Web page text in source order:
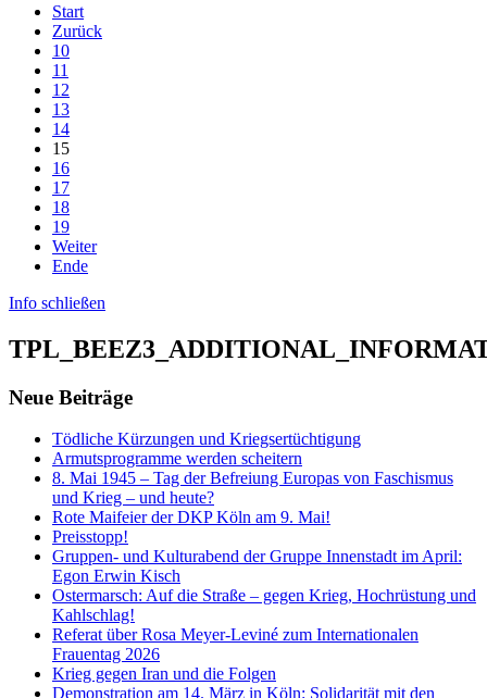
Start
Zurück
10
11
12
13
14
15
16
17
18
19
Weiter
Ende
Info schließen
Neue Beiträge
Tödliche Kürzungen und Kriegsertüchtigung
Armutsprogramme werden scheitern
8. Mai 1945 – Tag der Befreiung Europas von Faschismus
und Krieg – und heute?
Rote Maifeier der DKP Köln am 9. Mai!
Preisstopp!
Gruppen- und Kulturabend der Gruppe Innenstadt im April:
Egon Erwin Kisch
Ostermarsch: Auf die Straße – gegen Krieg, Hochrüstung und
Kahlschlag!
Referat über Rosa Meyer-Leviné zum Internationalen
Frauentag 2026
Krieg gegen Iran und die Folgen
Demonstration am 14. März in Köln: Solidarität mit den